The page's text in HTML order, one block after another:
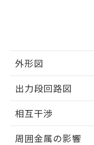
外形図
外形図
出力段回路図
出力段回路図
相互干渉
周囲金属の影響
※当社の
の共同利
用者の範
とができます。
EU RoHS指令
51物質の非含有
※本証明書は発
ものではありま
また、RoHS
物質の対応では